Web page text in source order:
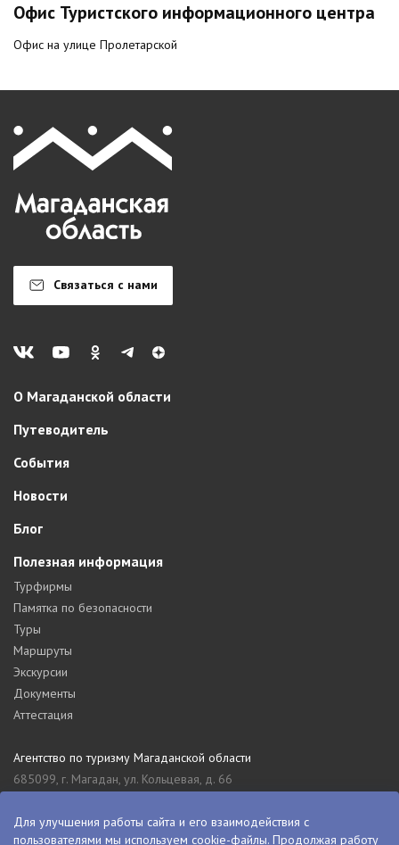
Офис Туристского информационного центра
Офис на улице Пролетарской
Связаться с нами
О Магаданской области
Путеводитель
События
Новости
Блог
Полезная информация
Турфирмы
Памятка по безопасности
Туры
Маршруты
Экскурсии
Документы
Аттестация
Агентство по туризму Магаданской области
685099, г. Магадан, ул. Кольцевая, д. 66
8 (4132) 61-76-67
Для улучшения работы сайта и его взаимодействия с
пользователями мы используем cookie-файлы. Продолжая работу